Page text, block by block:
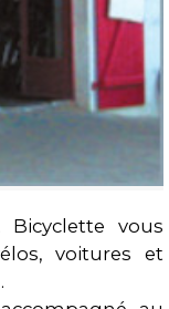
vous
voitures et